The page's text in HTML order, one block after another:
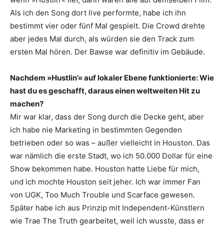
Als ich den Song dort live performte, habe ich ihn
bestimmt vier oder fünf Mal gespielt. Die Crowd drehte
aber jedes Mal durch, als würden sie den Track zum
ersten Mal hören. Der Bawse war definitiv im Gebäude.
Nachdem »Hustlin’« auf lokaler Ebene funktionierte: Wie
hast du es geschafft, daraus einen weltweiten Hit zu
machen?
Mir war klar, dass der Song durch die Decke geht, aber
ich habe nie Marketing in bestimmten Gegenden
betrieben oder so was – außer vielleicht in Houston. Das
war nämlich die erste Stadt, wo ich 50.000 Dollar für eine
Show bekommen habe. Houston hatte Liebe für mich,
und ich mochte Houston seit jeher. Ich war immer Fan
von UGK, Too Much Trouble und Scarface gewesen.
Später habe ich aus Prinzip mit Independent-Künstlern
wie Trae The Truth gearbeitet, weil ich wusste, dass er